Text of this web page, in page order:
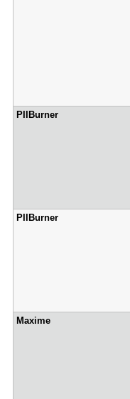
PIIBurner
PIIBurner
Maxime